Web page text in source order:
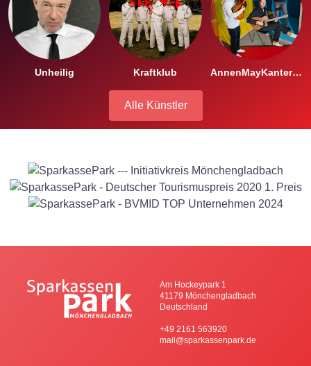
Unheilig Kraftklub AnnenMayKantereit
Alle Künstler
Am Hockeypark 1
41179 Mönchengladbach
Deutschland
+49 2161 563920
mail@sparkassenpark.de